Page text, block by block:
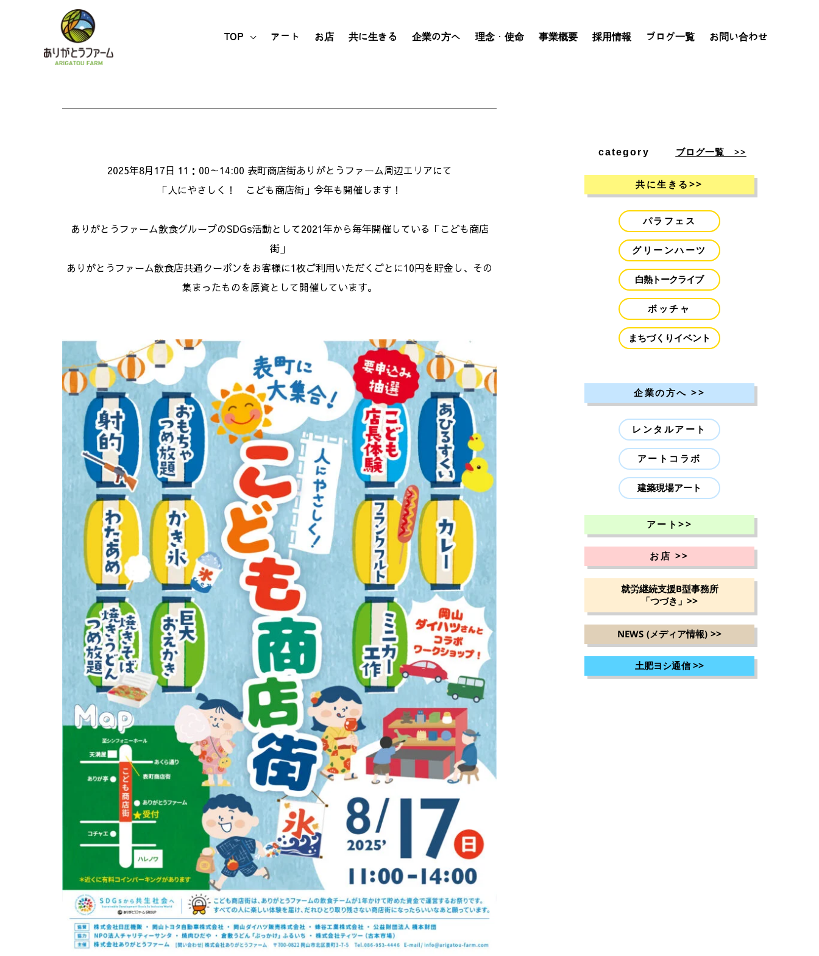
TOP アート お店 共に生きる 企業の方へ 理念・使命 事業概要 採用情報 ブログ一覧 お問い合わせ
2025年8月17日 11：00～14:00 表町商店街ありがとうファーム周辺エリアにて
「人にやさしく！ こども商店街」今年も開催します！
ありがとうファーム飲食グループのSDGs活動として2021年から毎年開催している「こども商店
街」
ありがとうファーム飲食店共通クーポンをお客様に1枚ご利用いただくごとに10円を貯金し、その
集まったものを原資として開催しています。
category ブログ一覧 >>
共に生きる>>
パラフェス
グリーンハーツ
白熱トークライブ
ボッチャ
まちづくりイベント
企業の方へ >>
レンタルアート
アートコラボ
建築現場アート
アート>>
お店 >>
就労継続支援B型事務所
「つづき」 >>
NEWS (メディア情報) >>
土肥ヨシ通信>>